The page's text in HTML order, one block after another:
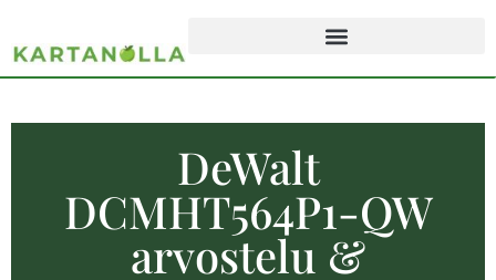
DeWalt
DCMHT564P1-QW
arvostelu &